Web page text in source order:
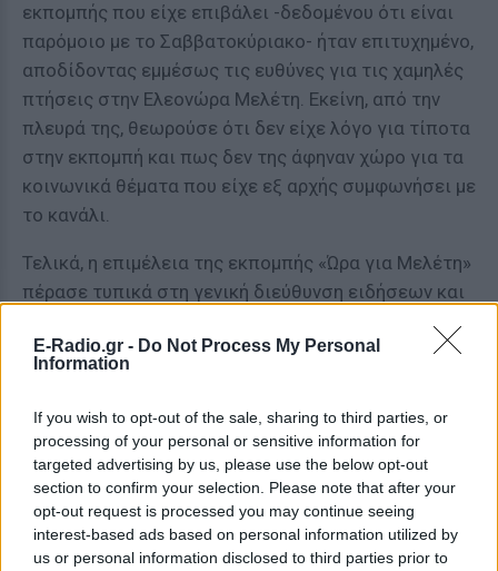
E-Radio.gr - Do Not Process My Personal
Information
If you wish to opt-out of the sale, sharing to third parties, or
processing of your personal or sensitive information for
targeted advertising by us, please use the below opt-out
section to confirm your selection. Please note that after your
opt-out request is processed you may continue seeing
interest-based ads based on personal information utilized by
us or personal information disclosed to third parties prior to
εκπομπής που είχε επιβάλει -δεδομένου ότι είναι
παρόμοιο με το Σαββατοκύριακο- ήταν επιτυχημένο,
αποδίδοντας εμμέσως τις ευθύνες για τις χαμηλές
πτήσεις στην Ελεονώρα Μελέτη. Εκείνη, από την
πλευρά της, θεωρούσε ότι δεν είχε λόγο για τίποτα
στην εκπομπή και πως δεν της άφηναν χώρο για τα
κοινωνικά θέματα που είχε εξ αρχής συμφωνήσει με
το κανάλι.
Τελικά, η επιμέλεια της εκπομπής «Ώρα για Μελέτη»
πέρασε τυπικά στη γενική διεύθυνση ειδήσεων και
μετά ολοκληρώθηκε πρόωρα
ΔΙΑΦΗΜΙΣΗ